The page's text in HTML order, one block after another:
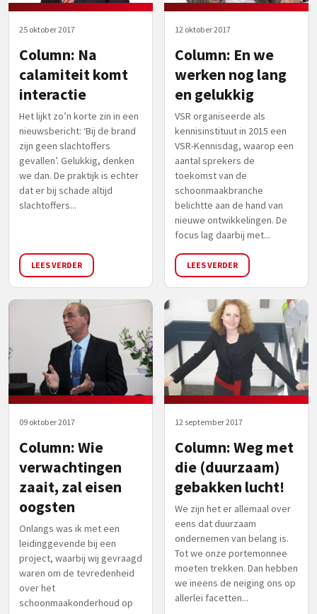
25 oktober 2017
Column: Na
calamiteit komt
interactie
Het lijkt zo’n korte zin in een
nieuwsbericht: ‘Bij de brand
zijn geen slachtoffers
gevallen’. Gelukkig, denken
we dan. De praktijk is echter
dat er bij schade altijd
slachtoffers...
LEES VERDER
12 oktober 2017
Column: En we
werken nog lang
en gelukkig
VSR organiseerde als
kennisinstituut in 2015 een
VSR-Kennisdag, waarop een
aantal sprekers de
toekomst van de
schoonmaakbranche
belichtte aan de hand van
nieuwe ontwikkelingen. De
focus lag daarbij met...
LEES VERDER
09 oktober 2017
Column: Wie
verwachtingen
zaait, zal eisen
oogsten
Onlangs was ik met een
leidinggevende bij een
project, waarbij wij gevraagd
waren om de tevredenheid
over het
schoonmaakonderhoud op
12 september 2017
Column: Weg met
die (duurzaam)
gebakken lucht!
We zijn het er allemaal over
eens dat duurzaam
ondernemen van belang is.
Tot we onze portemonnee
moeten trekken. Dan hebben
we ineens de neiging ons op
allerlei facetten...